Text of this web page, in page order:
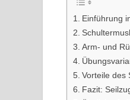
Einführung
Arm- und
Vorteile des
Fazit: